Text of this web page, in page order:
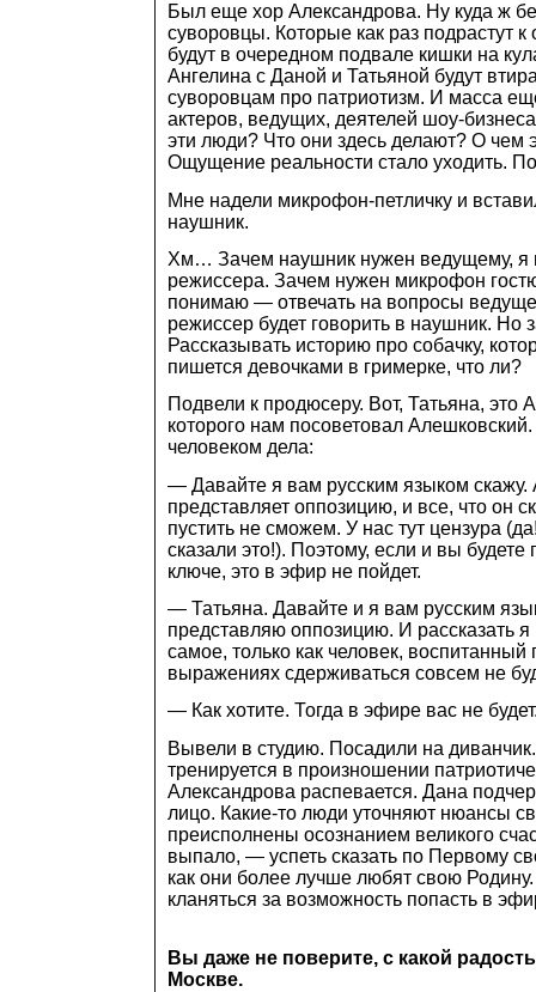
Был еще хор Александрова. Ну куда ж
суворовцы. Которые как раз подрастут
будут в очередном подвале кишки на
Ангелина с Даной и Татьяной будут
суворовцам про патриотизм. И масса
актеров, ведущих, деятелей шоу-
эти люди? Что они здесь делают? О чем
Ощущение реальности стало уходить.
Мне надели микрофон-петличку и
наушник.
Хм… Зачем наушник нужен ведущему,
режиссера. Зачем нужен микрофон
понимаю — отвечать на вопросы
режиссер будет говорить в наушник. Но
Рассказывать историю про собачку,
пишется девочками в гримерке, что ли?
Подвели к продюсеру. Вот, Татьяна, это
которого нам посоветовал Алешковский.
человеком дела:
— Давайте я вам русским языком скажу.
представляет оппозицию, и все, что он
пустить не сможем. У нас тут цензура
сказали это!). Поэтому, если и вы будете
ключе, это в эфир не пойдет.
— Татьяна. Давайте и я вам русским
представляю оппозицию. И рассказать я
самое, только как человек,
выражениях сдерживаться совсем не
— Как хотите. Тогда в эфире вас не
Вывели в студию. Посадили на
тренируется в произношении
Александрова распевается. Дана
лицо. Какие-то люди уточняют нюансы
преисполнены осознанием великого
выпало, — успеть сказать по Первому
как они более лучше любят свою
кланяться за возможность попасть в
Вы даже не поверите, с какой
Москве.